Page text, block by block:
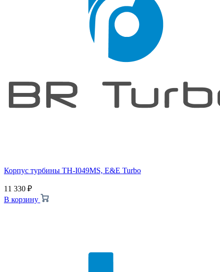
Корпус турбины TH-I049MS, E&E Turbo
11 330 ₽
В корзину